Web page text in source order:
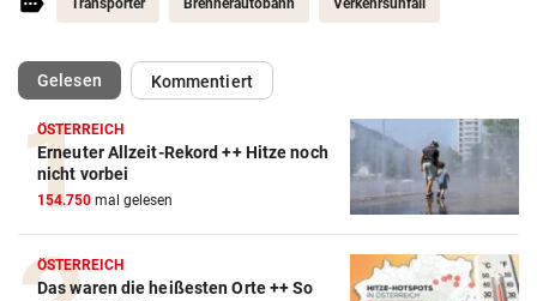
Transporter Brennerautobahn Verkehrsunfall
Gelesen(ausgewählt)Kommentiert
ÖSTERREICH
Erneuter Allzeit-Rekord ++ Hitze noch
nicht vorbei
154.750 mal gelesen
ÖSTERREICH
Das waren die heißesten Orte ++ So